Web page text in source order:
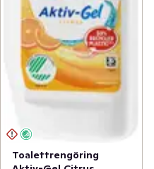
Toalettrengöring